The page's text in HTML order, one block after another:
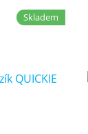
Skladem